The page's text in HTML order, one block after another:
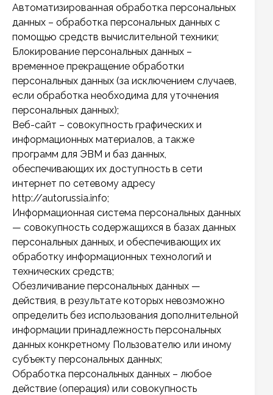
Автоматизированная обработка персональных
данных – обработка персональных данных с
помощью средств вычислительной техники;
Блокирование персональных данных –
временное прекращение обработки
персональных данных (за исключением случаев,
если обработка необходима для уточнения
персональных данных);
Веб-сайт – совокупность графических и
информационных материалов, а также
программ для ЭВМ и баз данных,
обеспечивающих их доступность в сети
интернет по сетевому адресу
http://autorussia.info;
Информационная система персональных данных
— совокупность содержащихся в базах данных
персональных данных, и обеспечивающих их
обработку информационных технологий и
технических средств;
Обезличивание персональных данных —
действия, в результате которых невозможно
определить без использования дополнительной
информации принадлежность персональных
данных конкретному Пользователю или иному
субъекту персональных данных;
Обработка персональных данных – любое
действие (операция) или совокупность